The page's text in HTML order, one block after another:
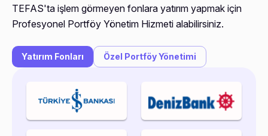
TEFAS'ta işlem görmeyen fonlara yatırım yapmak için
Profesyonel Portföy Yönetim Hizmeti alabilirsiniz.
Yatırım Fonları Özel Portföy Yönetimi